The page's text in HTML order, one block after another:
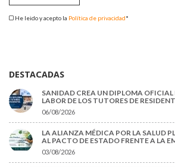
He leido y acepto la Política de privacidad*
DESTACADAS
SANIDAD CREA UN DIPLOMA OFICIAL
LABOR DE LOS TUTORES DE
06/08/2026
LA ALIANZA MÉDICA POR LA SALUD
AL PACTO DE ESTADO FRENTE A LA
03/08/2026